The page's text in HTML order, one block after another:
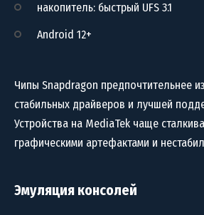
накопитель: быстрый UFS 3.1
Android 12+
Чипы Snapdragon предпочтительнее
стабильных драйверов и лучшей
Устройства на MediaTek чаще
графическими артефактами и
Эмуляция консолей